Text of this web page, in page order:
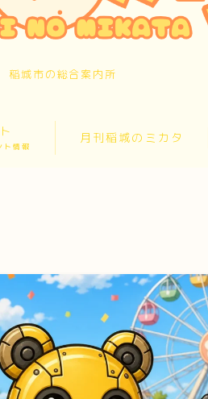
稲城市の総合案内所
ト情報
月刊稲城のミカタ